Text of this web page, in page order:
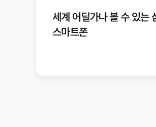
세계 어딜가나 볼 수 있는
스마트폰